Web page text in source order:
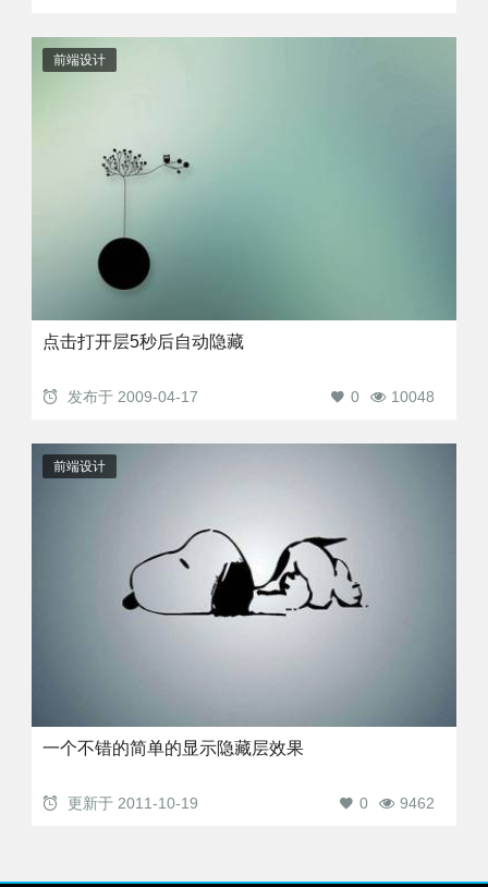
前端设计
点击打开层5秒后自动隐藏
发布于 2009-04-17 10048
0
前端设计
一个不错的简单的显示隐藏层效果
更新于 2011-10-19 9462
0